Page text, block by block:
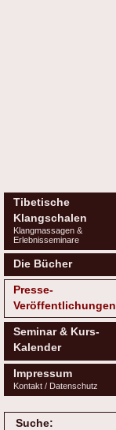
Tibetische
Klangschalen
Klangmassagen &
Erlebnisseminare
Die Bücher
Presse-
Veröffentlichungen
Seminar & Kurs-
Kalender
Impressum
Kontakt / Datenschutz
Suche: